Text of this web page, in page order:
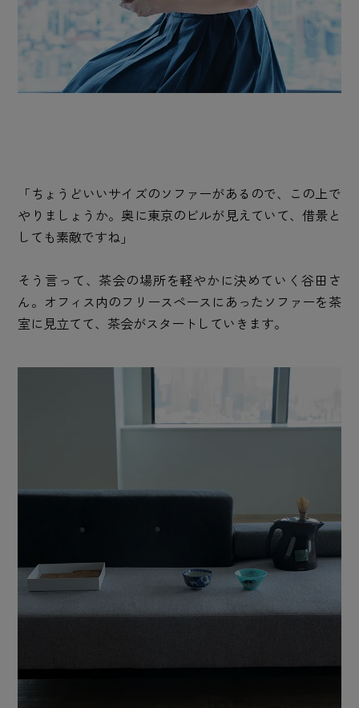
「ちょうどいいサイズのソファーがあるので、この上で
やりましょうか。奥に東京のビルが見えていて、借景と
しても素敵ですね」
そう言って、茶会の場所を軽やかに決めていく谷田さ
ん。オフィス内のフリースペースにあったソファーを茶
室に見立てて、茶会がスタートしていきます。